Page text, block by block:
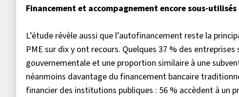
Financement et accompagnement encore sous-utilisés
L’étude révèle aussi que l’autofinancement reste la
PME sur dix y ont recours. Quelques 37 % des
gouvernementale et une proportion similaire à une
néanmoins davantage du financement bancaire
financier des institutions publiques : 56 % accèdent à un